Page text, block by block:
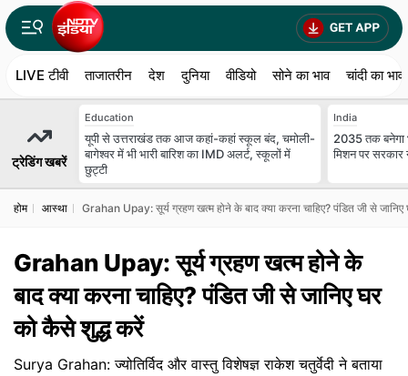
LIVE टीवी ताजातरीन देश दुनिया वीडियो सोने का भाव चांदी का भाव
ट्रेडिंग खबरें
Education
यूपी से उत्तराखंड तक आज कहां-कहां स्कूल बंद, चमोली-
बागेश्वर में भी भारी बारिश का IMD अलर्ट, स्कूलों में
छुट्टी
India
2035 तक बनेगा
मिशन पर सरकार
होम आस्था Grahan Upay: सूर्य ग्रहण खत्म होने के बाद क्या करना चाहिए? पंडित जी से
Grahan Upay: सूर्य ग्रहण खत्म होने के
बाद क्या करना चाहिए? पंडित जी से जानिए घर
को कैसे शुद्ध करें
Surya Grahan: ज्योतिर्विद और वास्तु विशेषज्ञ राकेश चतुर्वेदी ने बताया